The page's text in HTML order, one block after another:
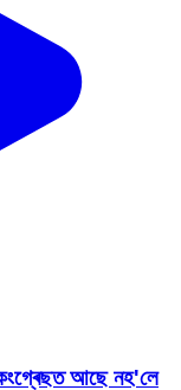
কংগ্ৰেছত আছে নহ'লে